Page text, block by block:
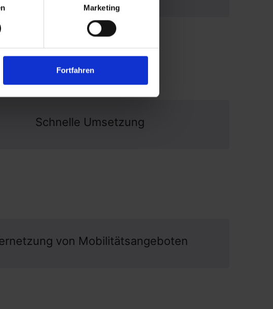
Marketing
Fortfahren
Schnelle Umsetzung
von Mobilitätsangeboten